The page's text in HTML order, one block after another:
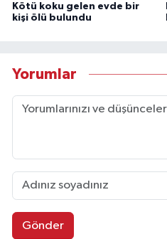
Kötü koku gelen evde bir
kişi ölü bulundu
Yorumlar
Gönder